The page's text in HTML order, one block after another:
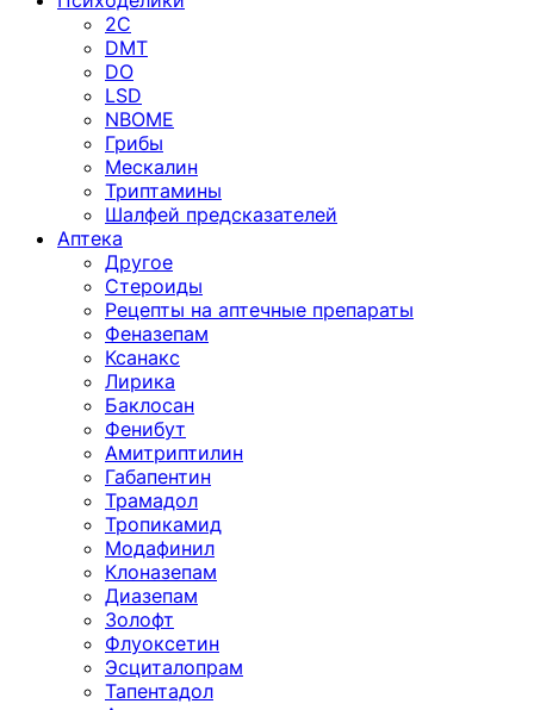
2C
DMT
DO
LSD
NBOME
Грибы
Мескалин
Триптамины
Шалфей предсказателей
Аптека
Другое
Стероиды
Рецепты на аптечные препараты
Феназепам
Ксанакс
Лирика
Баклосан
Фенибут
Амитриптилин
Габапентин
Трамадол
Тропикамид
Модафинил
Клоназепам
Диазепам
Золофт
Флуоксетин
Эсциталопрам
Тапентадол